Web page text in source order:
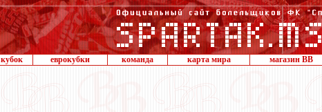
кубок еврокубки команда карта мира магазин ВВ